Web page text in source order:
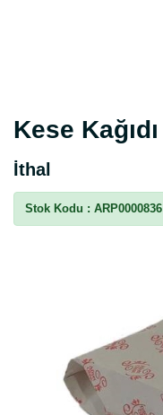
Kese
İthal
Stok Kodu : ARP0000836